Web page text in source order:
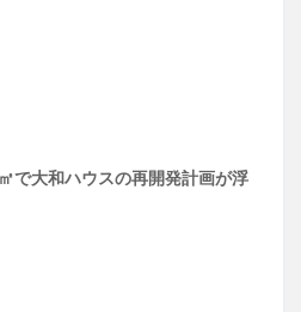
で大和ハウスの再開発計画が浮